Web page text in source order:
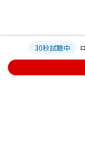
30秒試聴中